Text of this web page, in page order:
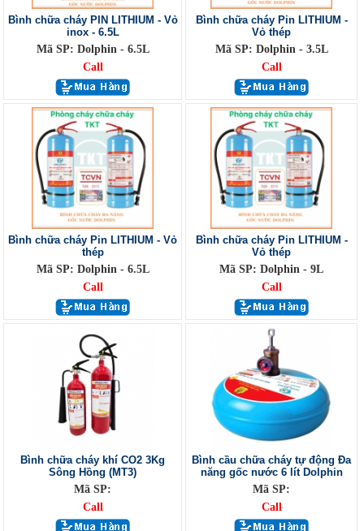
Bình chữa cháy PIN LITHIUM - Vỏ
inox - 6.5L
Mã SP: Dolphin - 6.5L
Call
Bình chữa cháy Pin LITHIUM -
Vỏ thép
Mã SP: Dolphin - 3.5L
Call
Bình chữa cháy Pin LITHIUM - Vỏ
thép
Mã SP: Dolphin - 6.5L
Call
Bình chữa cháy Pin LITHIUM -
Vỏ thép
Mã SP: Dolphin - 9L
Call
Bình chữa cháy khí CO2 3Kg
Sông Hồng (MT3)
Mã SP:
Call
Bình cầu chữa cháy tự động Đa
năng gốc nước 6 lít Dolphin
Mã SP:
Call